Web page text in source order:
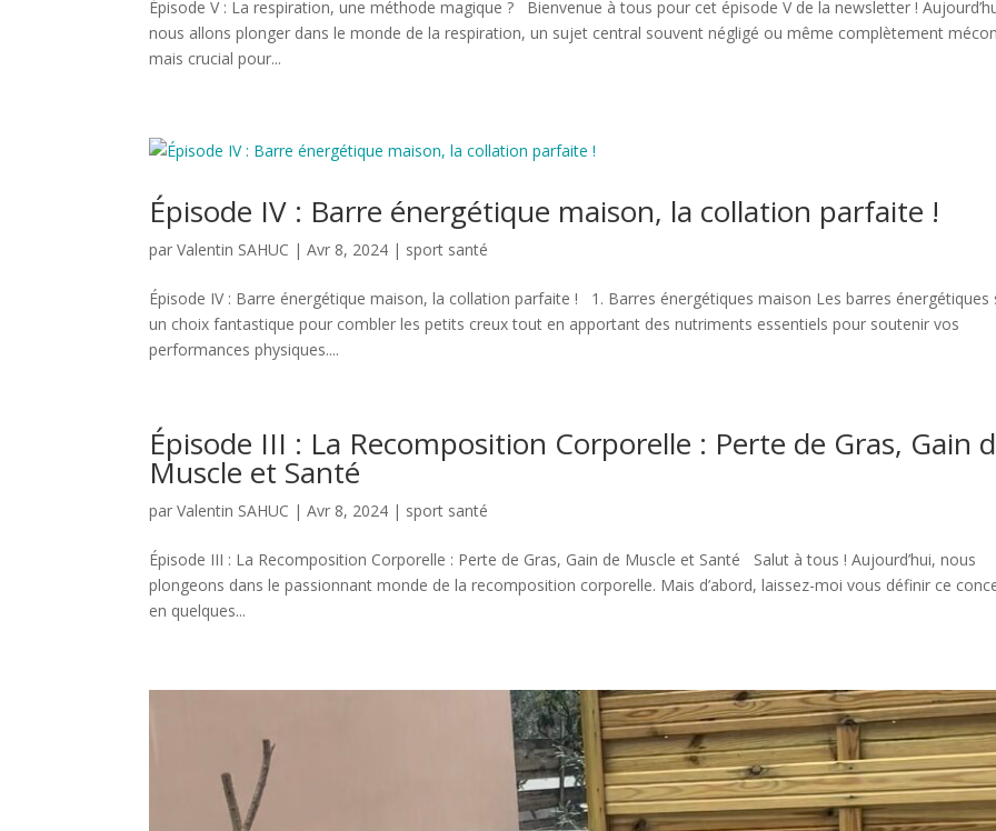
Épisode V : La respiration, une méthode magique ? Bienvenue à tous pour cet épisode V de la newsletter !
nous allons plonger dans le monde de la respiration, un sujet central souvent négligé ou même complètement
mais crucial pour...
Épisode IV : Barre énergétique maison, la collation parfaite !
parValentin SAHUC |Avr 8, 2024 | sport santé
Épisode IV : Barre énergétique maison, la collation parfaite ! 1. Barres énergétiques maison Les barres énergétiques
un choix fantastique pour combler les petits creux tout en apportant des nutriments essentiels pour soutenir vos
performances physiques....
Épisode III : La Recomposition Corporelle : Perte de Gras, Gain
Muscle et Santé
parValentin SAHUC |Avr 8, 2024 | sport santé
Épisode III : La Recomposition Corporelle : Perte de Gras, Gain de Muscle et Santé Salut à tous ! Aujourd’hui, nous
plongeons dans le passionnant monde de la recomposition corporelle. Mais d’abord, laissez-moi vous définir ce
en quelques...